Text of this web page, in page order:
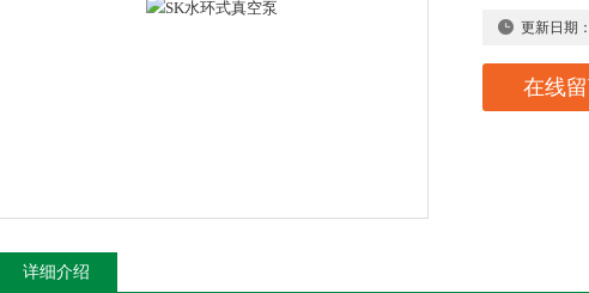
更新日期：
在线
详细介绍